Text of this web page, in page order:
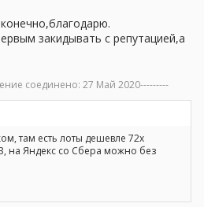
закидывать с репутацией,а
соединено: 27 Май 2020---------
там есть лоты дешевле 72х
на Яндекс со Сбера можно без